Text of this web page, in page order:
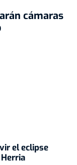
cámaras
el eclipse